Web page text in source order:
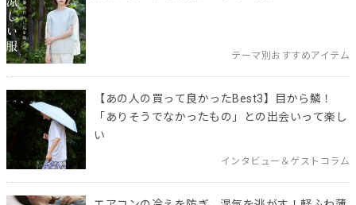
テーマ別おすすめアイテム
【あの人の買って良かったBest3】目から鱗！
「ありそうでなかったもの」との出会いって楽し
い
インタビュー＆ゲストコラム